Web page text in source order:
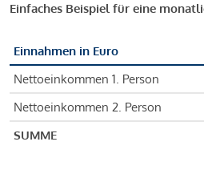
Einfaches Beispiel für eine
Einnahmen in Euro
Nettoeinkommen 1. Person
Nettoeinkommen 2. Person
SUMME